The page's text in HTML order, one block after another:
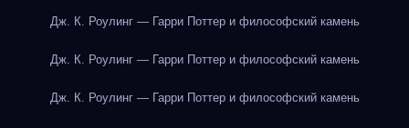
Дж. К. Роулинг — Гарри Поттер и философский камень
Дж. К. Роулинг — Гарри Поттер и философский камень
Дж. К. Роулинг — Гарри Поттер и философский камень